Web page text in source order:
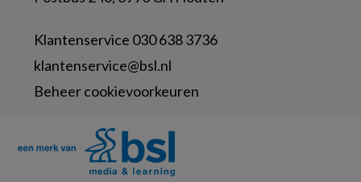
Klantenservice 030 638 3736
klantenservice@bsl.nl
Beheer cookievoorkeuren